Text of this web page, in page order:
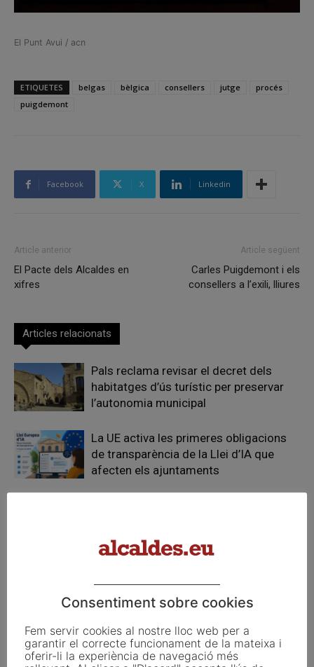
El Punt Avui / acn
ETIQUETES belgas bèlgica consellers jutge
procés
puigdemont
Facebook X Linkedin
Article anterior
El Pacte dels Alcaldes en
xifres
Article següent
Carles Puigdemont i els
consellers a l’exili, lliures
Articles relacionats
Pals reclama revisar el decret dels
habitatges d’ús turístic per preservar
l’autonomia municipal
La UE activa les primeres obligacions
de transparència de la Llei d’IA que
afecten els ajuntaments
urbana
Consentiment sobre cookies
Fem servir cookies al nostre lloc web per a
garantir el correcte funcionament de la mateixa i
oferir-li la experiència de navegació més